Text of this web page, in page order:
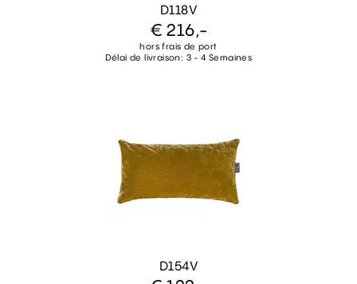
D118V
€ 216,-
hors frais de port
Délai de livraison: 3 - 4 Semaines
D154V